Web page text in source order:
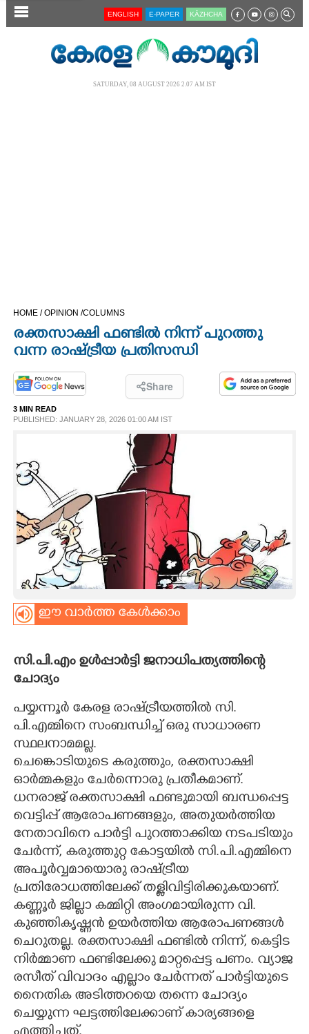
SECTIONS
SPIRITUAL
INFO+
ASTRO
LITERATURE
ZOOM
CONTACT US
ENGLISH E-PAPER KĀZHCHA
SATURDAY, 08 AUGUST 2026 2.07 AM IST
HOME /OPINION /COLUMNS
രക്തസാക്ഷി ഫണ്ടിൽ നിന്ന് പുറത്തു
വന്ന രാഷ്ട്രീയ പ്രതിസന്ധി
Share
3 MIN READ
PUBLISHED: JANUARY 28, 2026 01:00 AM IST
ഈ വാർത്ത കേൾക്കാം
സി.പി.എം ഉൾപ്പാർട്ടി ജനാധിപത്യത്തിന്റെ
ചോദ്യം
പയ്യന്നൂർ കേരള രാഷ്ട്രീയത്തിൽ സി.
പി.എമ്മിനെ സംബന്ധിച്ച് ഒരു സാധാരണ
സ്ഥലനാമമല്ല.
ചെങ്കൊടിയുടെ കരുത്തും, രക്തസാക്ഷി
ഓർമ്മകളും ചേർന്നൊരു പ്രതീകമാണ്.
ധനരാജ് രക്തസാക്ഷി ഫണ്ടുമായി ബന്ധപ്പെട്ട
വെട്ടിപ്പ് ആരോപണങ്ങളും, അതുയർത്തിയ
നേതാവിനെ പാർട്ടി പുറത്താക്കിയ നടപടിയും
ചേർന്ന്, കരുത്തുറ്റ കോട്ടയിൽ സി.പി.എമ്മിനെ
അപൂർവ്വമായൊരു രാഷ്ട്രീയ
പ്രതിരോധത്തിലേക്ക് തള്ളിവിട്ടിരിക്കുകയാണ്.
കണ്ണൂർ ജില്ലാ കമ്മിറ്റി അംഗമായിരുന്ന വി.
കുഞ്ഞികൃഷ്ണൻ ഉയർത്തിയ ആരോപണങ്ങൾ
ചെറുതല്ല. രക്തസാക്ഷി ഫണ്ടിൽ നിന്ന്, കെട്ടിട
നിർമ്മാണ ഫണ്ടിലേക്കു മാറ്റപ്പെട്ട പണം. വ്യാജ
രസീത് വിവാദം എല്ലാം ചേർന്നത് പാർട്ടിയുടെ
നൈതിക അടിത്തറയെ തന്നെ ചോദ്യം
ചെയ്യുന്ന ഘട്ടത്തിലേക്കാണ് കാര്യങ്ങളെ